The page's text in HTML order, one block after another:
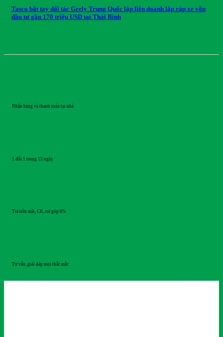
Tasco bắt tay đối tác Geely Trung Quốc lập liên doanh lắp ráp xe vốn
đầu tư gần 170 triệu USD tại Thái Bình
Nhận hàng và thanh toán tại nhà
1 đổi 1 trong 15 ngày
Trả tiền mặt, CK, trả góp 0%
Tư vấn, giải đáp mọi thắc mắc